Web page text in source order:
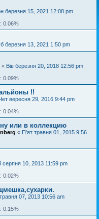
березня 15, 2021 12:08 pm
0.06%
березня 13, 2021 1:50 pm
« Вів березня 20, 2018 12:56 pm
0.09%
!!
вересня 29, 2016 9:44 pm
0.04%
или в коллекцию
« П'ят травня 01, 2015 9:56
серпня 10, 2013 11:59 pm
0.02%
травня 07, 2013 10:56 am
0.15%